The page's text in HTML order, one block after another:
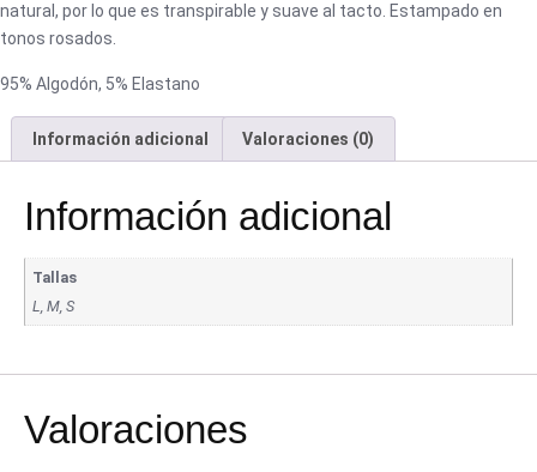
natural, por lo que es transpirable y suave al tacto. Estampado en
tonos rosados.
95% Algodón, 5% Elastano
Información adicional Valoraciones (0)
Información adicional
Tallas
L, M, S
Valoraciones